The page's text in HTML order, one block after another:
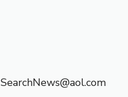
SearchNews@aol.com